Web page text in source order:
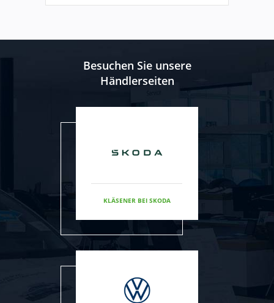
Besuchen Sie unsere
Händlerseiten
KLÄSENER BEI SKODA